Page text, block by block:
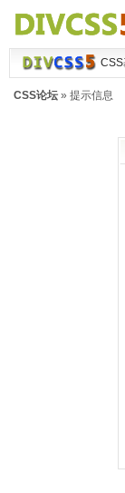
CSS
CSS论坛» 提示信息